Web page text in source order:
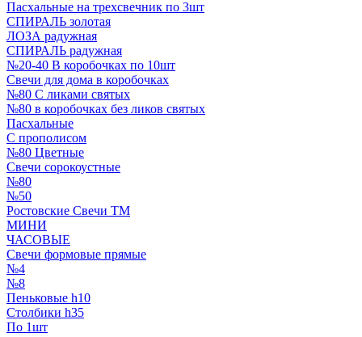
Пасхальные на трехсвечник по 3шт
СПИРАЛЬ золотая
ЛОЗА радужная
СПИРАЛЬ радужная
№20-40 В коробочках по 10шт
Свечи для дома в коробочках
№80 С ликами святых
№80 в коробочках без ликов святых
Пасхальные
С прополисом
№80 Цветные
Свечи сорокоустные
№80
№50
Ростовские Свечи ТМ
МИНИ
ЧАСОВЫЕ
Свечи формовые прямые
№4
№8
Пеньковые h10
Столбики h35
По 1шт